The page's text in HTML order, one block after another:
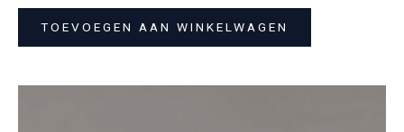
TOEVOEGEN AAN WINKELWAGEN